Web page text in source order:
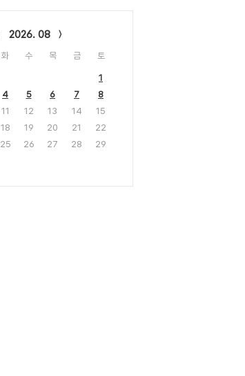
2026. 08
화 수 목 금 토
1
4 5 6 7
8
11 12 13 14
15
18 19 20 21
22
25 26 27 28
29